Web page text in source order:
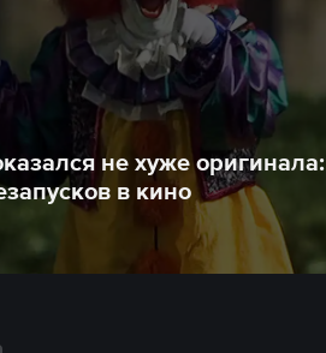
не хуже оригинала:
в кино